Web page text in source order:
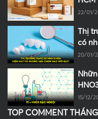
22/01/
Thị
có
20/01/
15/12/
TOP COMMENT THÁNG